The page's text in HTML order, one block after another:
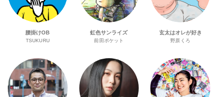
腰掛けOB
TSUKURU
虹色サンライズ
前田ポケット
玄太はオレが好き
野原くろ